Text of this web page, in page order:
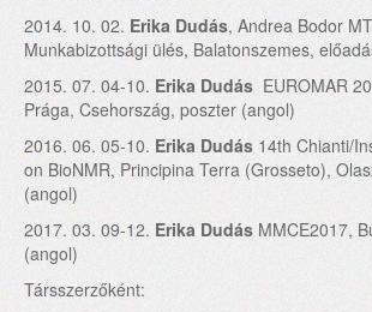
2014. 10. 02. Erika Dudás, Andrea Bodor
Munkabizottsági ülés, Balatonszemes,
2015. 07. 04-10. Erika Dudás EUROMAR
Prága, Csehország, poszter (angol)
2016. 06. 05-10. Erika Dudás 14th Chianti/
on BioNMR, Principina Terra (Grosseto),
(angol)
2017. 03. 09-12. Erika Dudás MMCE2017,
(angol)
Társszerzőként: